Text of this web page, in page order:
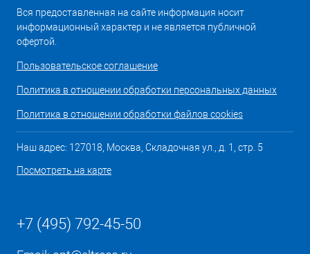
Вся предоставленная на сайте информация носит
информационный характер и не является публичной
офертой.
Пользовательское соглашение
Политика в отношении обработки персональных данных
Политика в отношении обработки файлов cookies
Наш адрес: 127018, Москва, Складочная ул., д. 1, стр. 5
Посмотреть на карте
+7 (495) 792-45-50